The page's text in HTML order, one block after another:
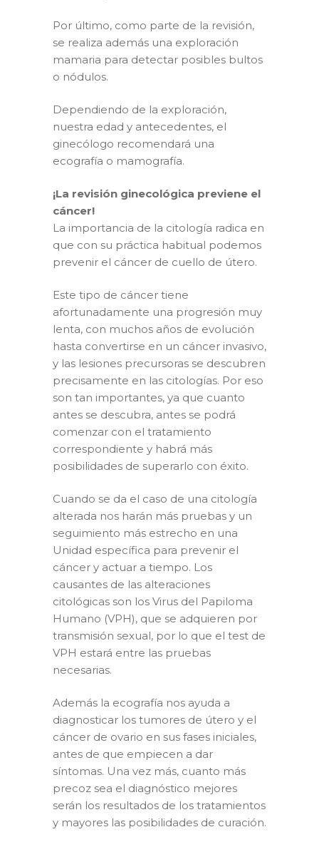
Por último, como parte de la revisión,
se realiza además una exploración
mamaria para detectar posibles bultos
o nódulos.
Dependiendo de la exploración,
nuestra edad y antecedentes, el
ginecólogo recomendará una
ecografía o mamografía.
¡La revisión ginecológica previene el
cáncer!
La importancia de la citología radica en
que con su práctica habitual podemos
prevenir el cáncer de cuello de útero.
Este tipo de cáncer tiene
afortunadamente una progresión muy
lenta, con muchos años de evolución
hasta convertirse en un cáncer invasivo,
y las lesiones precursoras se descubren
precisamente en las citologías. Por eso
son tan importantes, ya que cuanto
antes se descubra, antes se podrá
comenzar con el tratamiento
correspondiente y habrá más
posibilidades de superarlo con éxito.
Cuando se da el caso de una citología
alterada nos harán más pruebas y un
seguimiento más estrecho en una
Unidad específica para prevenir el
cáncer y actuar a tiempo. Los
causantes de las alteraciones
citológicas son los Virus del Papiloma
Humano (VPH), que se adquieren por
transmisión sexual, por lo que el test de
VPH estará entre las pruebas
necesarias.
Además la ecografía nos ayuda a
diagnosticar los tumores de útero y el
cáncer de ovario en sus fases iniciales,
antes de que empiecen a dar
síntomas. Una vez más, cuanto más
precoz sea el diagnóstico mejores
serán los resultados de los tratamientos
y mayores las posibilidades de curación.